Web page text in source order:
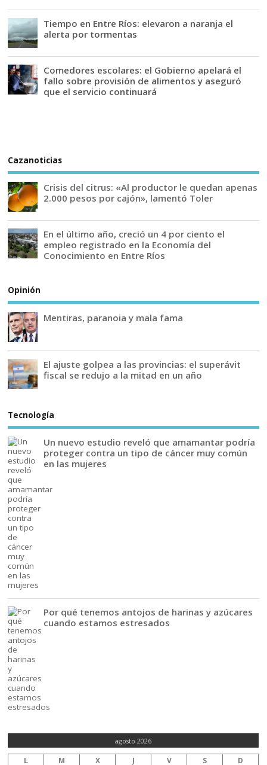
Tiempo en Entre Ríos: elevaron a naranja el
alerta por tormentas
Comedores escolares: el Gobierno apelará el
fallo sobre provisión de alimentos y aseguró
que el servicio continuará
Cazanoticias
Crisis del citrus: «Al productor le quedan apenas
2.000 pesos por cajón», lamentó Toler
En el último año, creció un 4 por ciento el
empleo registrado en la Economía del
Conocimiento en Entre Ríos
Opinión
Mentiras, paranoia y mala fama
El ajuste golpea a las provincias: el superávit
fiscal se redujo a la mitad en un año
Tecnología
Un nuevo estudio reveló que amamantar podría
proteger contra un tipo de cáncer muy común
en las mujeres
Por qué tenemos antojos de harinas y azúcares
cuando estamos estresados
agosto 2026
L M X J V S D